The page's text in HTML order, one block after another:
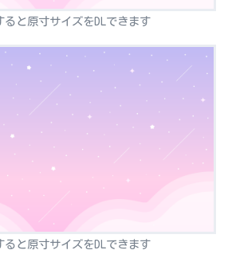
ると原寸サイズをDLできます
ると原寸サイズをDLできます